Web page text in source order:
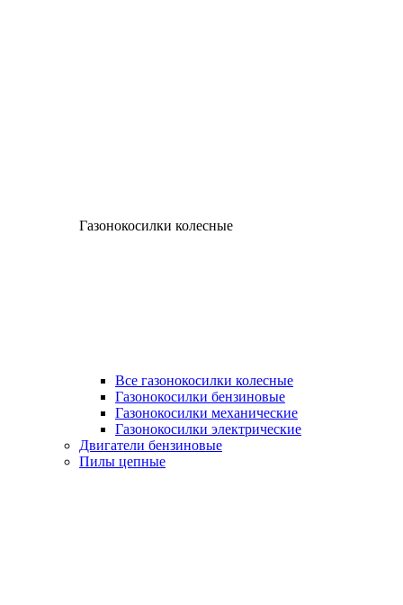
Газонокосилки колесные
Все газонокосилки колесные
Газонокосилки бензиновые
Газонокосилки механические
Газонокосилки электрические
Двигатели бензиновые
Пилы цепные